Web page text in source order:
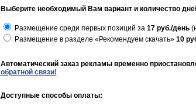
Выберите необходимый Вам вариант и количество
Размещение среди первых позиций за 17 руб./день
Размещение в разделе «Рекомендуем скачать» 10
Автоматический заказ рекламы временно
обратной связи!
Доступные способы оплаты: